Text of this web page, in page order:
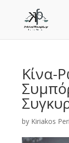
Κίνα-
by Kiriakos